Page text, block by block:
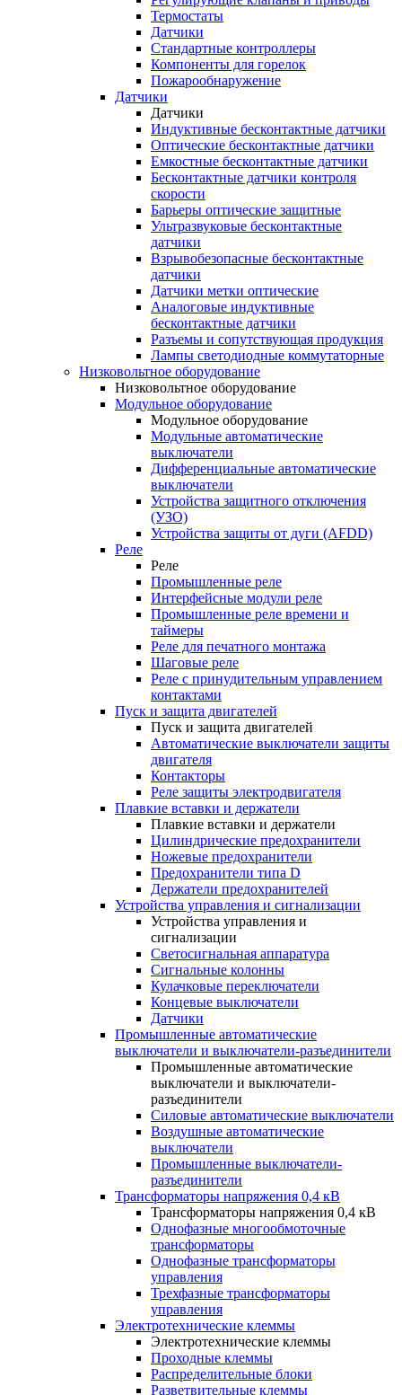
Термостаты
Датчики
Стандартные контроллеры
Компоненты для горелок
Пожарообнаружение
Датчики
Датчики
Индуктивные бесконтактные датчики
Оптические бесконтактные датчики
Емкостные бесконтактные датчики
Бесконтактные датчики контроля
скорости
Барьеры оптические защитные
Ультразвуковые бесконтактные
датчики
Взрывобезопасные бесконтактные
датчики
Датчики метки оптические
Аналоговые индуктивные
бесконтактные датчики
Разъемы и сопутствующая продукция
Лампы светодиодные коммутаторные
Низковольтное оборудование
Низковольтное оборудование
Модульное оборудование
Модульное оборудование
Модульные автоматические
выключатели
Дифференциальные автоматические
выключатели
Устройства защитного отключения
(УЗО)
Устройства защиты от дуги (AFDD)
Реле
Реле
Промышленные реле
Интерфейсные модули реле
Промышленные реле времени и
таймеры
Реле для печатного монтажа
Шаговые реле
Реле с принудительным управлением
контактами
Пуск и защита двигателей
Пуск и защита двигателей
Автоматические выключатели защиты
двигателя
Контакторы
Реле защиты электродвигателя
Плавкие вставки и держатели
Плавкие вставки и держатели
Цилиндрические предохранители
Ножевые предохранители
Предохранители типа D
Держатели предохранителей
Устройства управления и сигнализации
Устройства управления и
сигнализации
Светосигнальная аппаратура
Сигнальные колонны
Кулачковые переключатели
Концевые выключатели
Датчики
Промышленные автоматические
выключатели и выключатели-разъединители
Промышленные автоматические
выключатели и выключатели-
разъединители
Силовые автоматические выключатели
Воздушные автоматические
выключатели
Промышленные выключатели-
разъединители
Трансформаторы напряжения 0,4 кВ
Трансформаторы напряжения 0,4 кВ
Однофазные многообмоточные
трансформаторы
Однофазные трансформаторы
управления
Трехфазные трансформаторы
управления
Электротехнические клеммы
Электротехнические клеммы
Проходные клеммы
Распределительные блоки
Разветвительные клеммы